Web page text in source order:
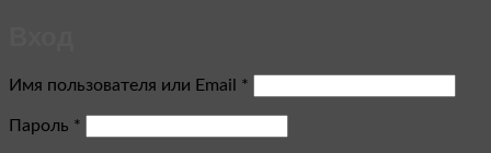
Имя пользователя или Email *
Пароль *